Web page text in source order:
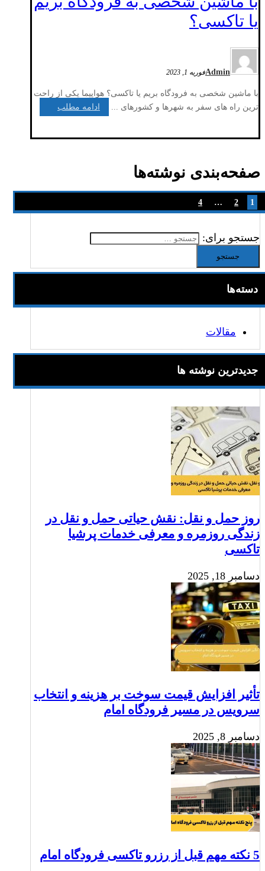
یا تاکسی؟
Adminفوریه 1, 2023
با ماشین شخصی به فرودگاه بریم یا تاکسی؟ هواپیما یکی از راحت
ترین راه های سفر به شهرها و کشورهای ...
ادامه مطلب
صفحه‌بندی نوشته‌ها
1
2
…
4
جستجو برای:
دسته‌ها
مقالات
جدیدترین نوشته ها
روز حمل و نقل: نقش حیاتی حمل و نقل در
زندگی روزمره و معرفی خدمات پرشیا
تاکسی
دسامبر 18, 2025
تأثیر افزایش قیمت سوخت بر هزینه و انتخاب
سرویس در مسیر فرودگاه امام
دسامبر 8, 2025
5 نکته مهم قبل از رزرو تاکسی فرودگاه امام‎